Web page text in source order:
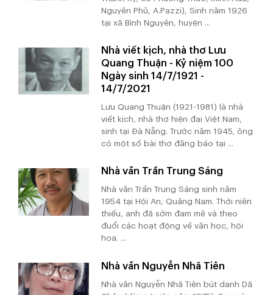
Nguyên Phủ, A.Pazzi), Sinh năm 1926
tại xã Bình Nguyên, huyện ...
Nhà viết kịch, nhà thơ Lưu
Quang Thuận - Kỷ niệm 100
Ngày sinh 14/7/1921 -
14/7/2021
Lưu Quang Thuận (1921-1981) là nhà
viết kịch, nhà thơ hiện đại Việt Nam,
sinh tại Đà Nẵng. Trước năm 1945, ông
có một số bài thơ đăng báo tại ...
Nhà văn Trần Trung Sáng
Nhà văn Trần Trung Sáng sinh năm
1954 tại Hội An, Quảng Nam. Thời niên
thiếu, anh đã sớm đam mê và theo
đuổi các hoạt động về văn học, hội
họa. ...
Nhà văn Nguyễn Nhã Tiên
Nhà văn Nguyễn Nhã Tiên bút danh Dã